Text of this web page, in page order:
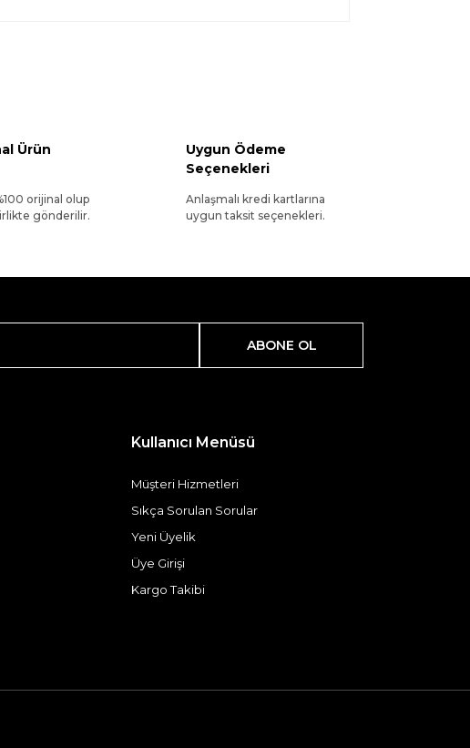
Ürün
orijinal olup
gönderilir.
Uygun Ödeme
Seçenekleri
Anlaşmalı kredi kartlarına
uygun taksit seçenekleri.
ABONE OL
Kullanıcı Menüsü
Müşteri Hizmetleri
Sıkça Sorulan Sorular
Yeni Üyelik
Üye Girişi
Kargo Takibi